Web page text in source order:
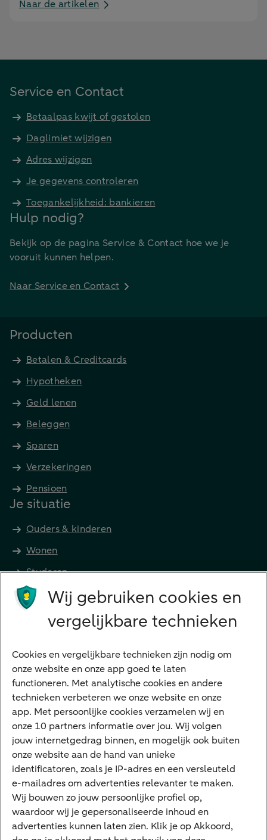
Naar de artikelen
Service en Contact
Betaalpas kwijt of gestolen
Daglimiet wijzigen
Adres wijzigen
Je gegevens controleren
Toegankelijkheid: bankieren
Hulp nodig?
Bekijk op de pagina Service & Contact hoe we je
vooruit kunnen helpen.
Naar Service en Contact
Producten
Betalen & Creditcards
Hypotheken
Geld lenen
Beleggen
Sparen
Verzekeringen
Pensioen
Je situatie
Ouders & kinderen
Wonen
Studeren
Preferred Banking
Digitale diensten
Internet Bankieren
ABN AMRO app
Tikkie
Apple Pay
Google Pay
Veilig bankieren
Meest gezocht
Hypotheek berekenen
Wij gebruiken cookies en
vergelijkbare technieken
Cookies en vergelijkbare technieken zijn nodig om
onze website en onze app goed te laten
functioneren. Met analytische cookies en andere
technieken verbeteren we onze website en onze
app. Met persoonlijke cookies verzamelen wij en
onze 10 partners informatie over jou. Wij volgen
jouw internetgedrag binnen, en mogelijk ook buiten
onze website aan de hand van unieke
identificatoren, zoals je IP-adres en een versleuteld
e-mailadres om advertenties relevanter te maken.
Wij bouwen zo jouw persoonlijke profiel op,
waardoor wij je gepersonaliseerde inhoud en
advertenties kunnen laten zien. Klik je op Akkoord,